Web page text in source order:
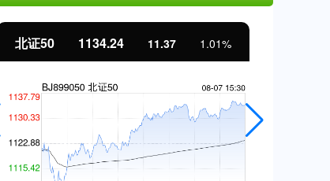
北证50 1134.24 11.37 1.01%